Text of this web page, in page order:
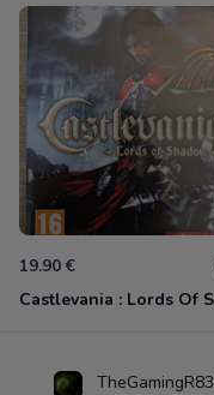
19.90 €
TheGamingR83